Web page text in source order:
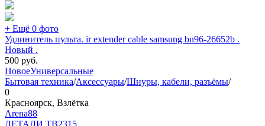
+ Ещё 0 фото
Удлинитель пульта. ir extender cable samsung bn96-26652b .
Новый .
500 руб.
НовоеУниверсальные
Бытовая техника/Аксессуары/Шнуры, кабели, разъёмы/
0
Красноярск, Взлётка
Arena88
ДЕТАЛИ ТВ2315